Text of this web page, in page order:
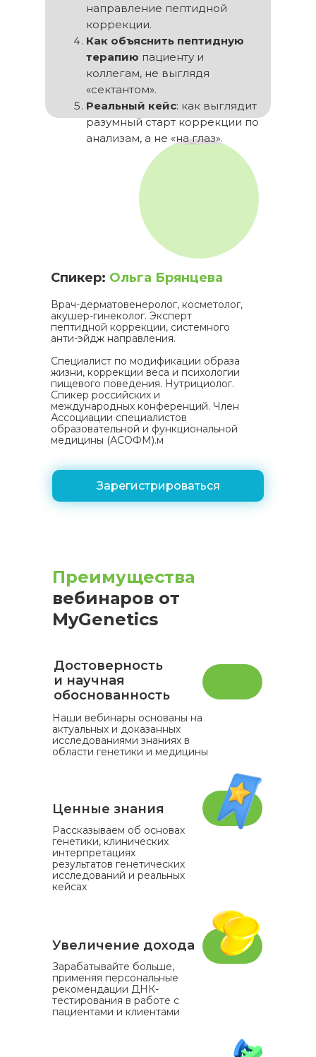
Зарегистрироваться
Спикер: Ольга Брянцева
Врач-дерматовенеролог, косметолог,
акушер-гинеколог. Эксперт
пептидной коррекции, системного
анти-эйдж направления.
Специалист по модификации образа
жизни, коррекции веса и психологии
пищевого поведения. Нутрициолог.
Спикер российских и
международных конференций. Член
Ассоциации специалистов
образовательной и функциональной
медицины (АСОФМ).м
направление пептидной
коррекции.
Как объяснить пептидную
терапию пациенту и
коллегам, не выглядя
«сектантом».
Реальный кейс: как выглядит
разумный старт коррекции по
анализам, а не «на глаз».
Достоверность
и научная
обоснованность
Наши вебинары основаны на
актуальных и доказанных
исследованиями знаниях в
области генетики и медицины
Ценные знания
Рассказываем об основах
генетики, клинических
интерпретациях
результатов генетических
исследований и реальных
кейсах
Увеличение дохода
Зарабатывайте больше,
применяя персональные
рекомендации ДНК-
тестирования в работе с
пациентами и клиентами
Преимущества
вебинаров от
MyGenetics